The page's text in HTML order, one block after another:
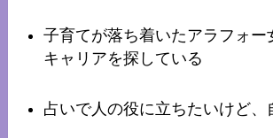
子育てが落ち着いたアラフォー
キャリアを探している
占いで人の役に立ちたいけど、